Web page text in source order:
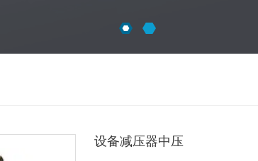
设备减压器中压